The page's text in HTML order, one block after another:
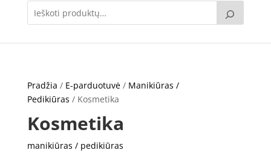
Pradžia / E-parduotuvė/ Manikiūras /
Pedikiūras / Kosmetika
Kosmetika
manikiūras / pedikiūras